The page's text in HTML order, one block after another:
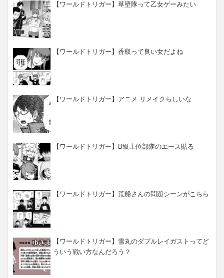
【ワールドトリガー】草壁隊って乙女ゲーみたい
【ワールドトリガー】香取って良い女だよね
【ワールドトリガー】アニメ リメイクらしいな
【ワールドトリガー】B級上位部隊のエース貼る
【ワールドトリガー】荒船さんの問題シーンがこちら
【ワールドトリガー】雪丸のダブルレイガストってど
ういう戦い方なんだろう？